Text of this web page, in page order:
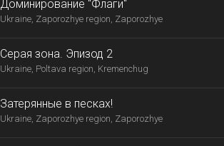
Доминирование "Флаги"
Ukraine, Zaporozhye region, Zaporozhye
Серая зона. Эпизод 2
Ukraine, Poltava region, Kremenchug
Затерянные в песках!
Ukraine, Zaporozhye region, Zaporozhye